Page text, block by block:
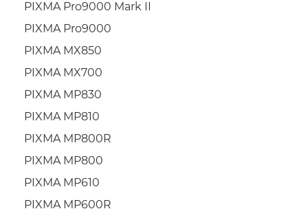
PIXMA Pro9000 Mark II
PIXMA Pro9000
PIXMA MX850
PIXMA MX700
PIXMA MP830
PIXMA MP810
PIXMA MP800R
PIXMA MP800
PIXMA MP610
PIXMA MP600R